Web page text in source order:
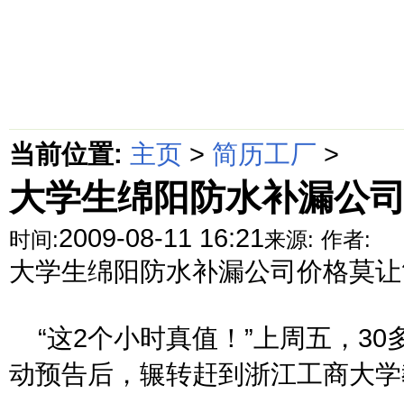
当前位置: 主页 > 简历工厂 >
大学生绵阳防水补漏公
时间:2009-08-11 16:21来源: 作者:
大学生绵阳防水补漏公司价格莫
“这2个小时真值！”上周五，30
动预告后，辗转赶到浙江工商大